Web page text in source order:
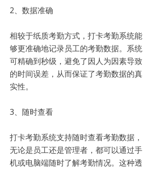
2、数据准确
相较于纸质考勤方式，打卡考勤系统能
够更准确地记录员工的考勤数据。系统
可精确到秒级，避免了因人为因素导致
的时间误差，从而保证了考勤数据的真
实性。
3、随时查看
打卡考勤系统支持随时查看考勤数据，
无论是员工还是管理者，都可以通过手
机或电脑端随时了解考勤情况。这种透